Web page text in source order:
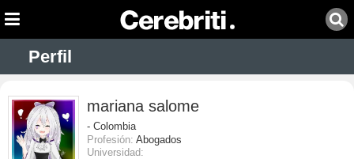
Perfil
mariana salome
- Colombia
Profesión: Abogados
Universidad: